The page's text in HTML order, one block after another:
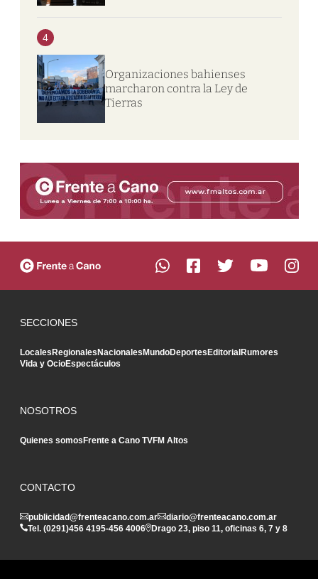
4
Organizaciones bahienses
marcharon contra la Ley de
Tierras
SECCIONES
LocalesRegionalesNacionalesMundoDeportesEditorialRumores
Vida y OcioEspectáculos
NOSOTROS
Quienes somosFrente a Cano TVFM Altos
CONTACTO
publicidad@frenteacano.com.ar
diario@frenteacano.com.ar
Tel. (0291)456 4195-456 4006 Drago 23, piso 11, oficinas 6, 7 y 8